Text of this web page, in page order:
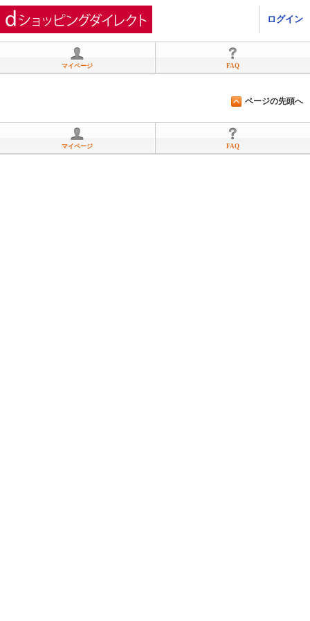
ログイン
マイページ FAQ
ページの先頭へ
マイページ FAQ